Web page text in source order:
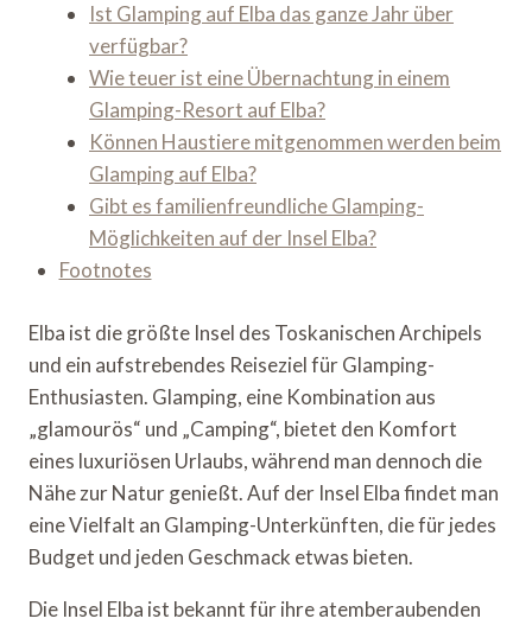
Ist Glamping auf Elba das ganze Jahr über
verfügbar?
Wie teuer ist eine Übernachtung in einem
Glamping-Resort auf Elba?
Können Haustiere mitgenommen werden beim
Glamping auf Elba?
Gibt es familienfreundliche Glamping-
Möglichkeiten auf der Insel Elba?
Footnotes
Elba ist die größte Insel des Toskanischen Archipels
und ein aufstrebendes Reiseziel für Glamping-
Enthusiasten. Glamping, eine Kombination aus
„glamourös“ und „Camping“, bietet den Komfort
eines luxuriösen Urlaubs, während man dennoch die
Nähe zur Natur genießt. Auf der Insel Elba findet man
eine Vielfalt an Glamping-Unterkünften, die für jedes
Budget und jeden Geschmack etwas bieten.
Die Insel Elba ist bekannt für ihre atemberaubenden